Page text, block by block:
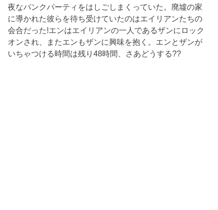
夜なパンクパーティをはしごしまくっていた。廃墟の家
に導かれた彼らを待ち受けていたのはエイリアンたちの
会合だった!エンはエイリアンの一人であるザンにロック
オンされ、またエンもザンに興味を抱く。エンとザンが
いちゃつける時間は残り48時間、さあどうする??